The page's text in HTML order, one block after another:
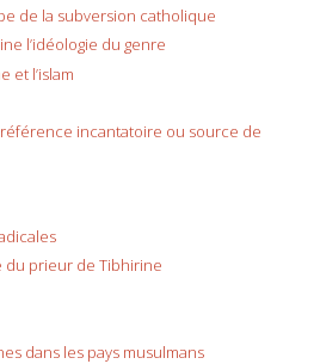
de la subversion catholique
l’idéologie du genre
et l’islam
référence incantatoire ou source de
du prieur de Tibhirine
dans les pays musulmans